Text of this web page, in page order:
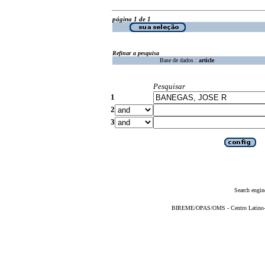
página 1 de 1
Refinar a pesquisa
Base de dados : article
Pesquisar
1
2
3
Search
BIREME/OPAS/OMS - Centro Latino-